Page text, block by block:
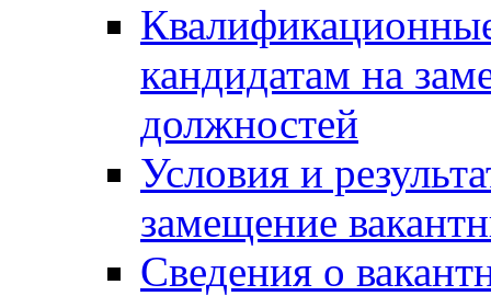
кандидатам на
должностей
Условия и
замещение
Сведения о